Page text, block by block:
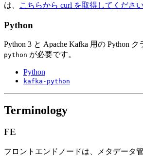
は、
こちらから curl を取得してください
Python
Python 3 と Apache Kafka 用の Python ク
python が必要です。
Python
kafka-python
Terminology
FE
フロントエンドノードは、メタデータ